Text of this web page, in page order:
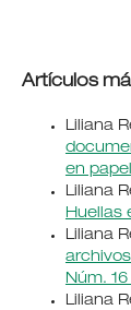
Artículos
Liliana
en
Liliana
Huellas
Liliana
Núm.
Liliana